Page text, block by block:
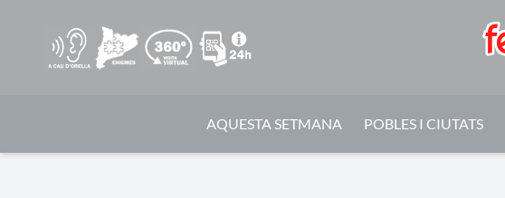
AQUESTA SETMANA POBLES I CIUTATS